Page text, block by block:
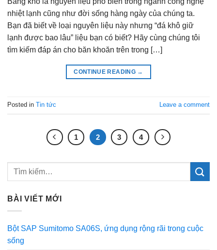
nhiệt lạnh cũng như đời sống hàng ngày của chúng ta.
Bạn đã biết về loại nguyên liệu này nhưng “đá khô giữ
lạnh được bao lâu” liệu bạn có biết? Hãy cùng chúng tôi
tìm kiếm đáp án cho băn khoăn trên trong […]
CONTINUE READING →
Posted in Tin tức Leave a comment
1 2 3 4
BÀI VIẾT MỚI
Bột SAP Sumitomo SA06S, ứng dụng rộng rãi trong cuộc
sống